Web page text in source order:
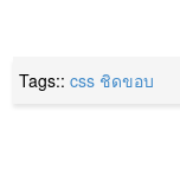
Tags::css ชิดขอบ